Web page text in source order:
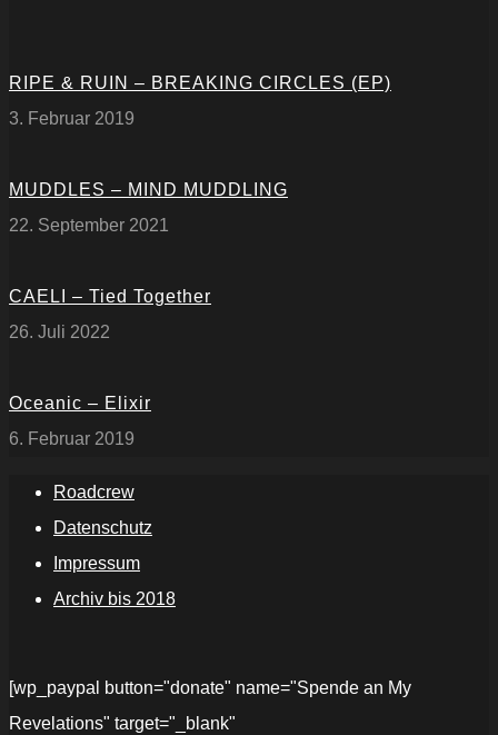
RIPE & RUIN – BREAKING CIRCLES (EP)
3. Februar 2019
MUDDLES – MIND MUDDLING
22. September 2021
CAELI – Tied Together
26. Juli 2022
Oceanic – Elixir
6. Februar 2019
Roadcrew
Datenschutz
Impressum
Archiv bis 2018
[wp_paypal button="donate" name="Spende an My
Revelations" target="_blank"